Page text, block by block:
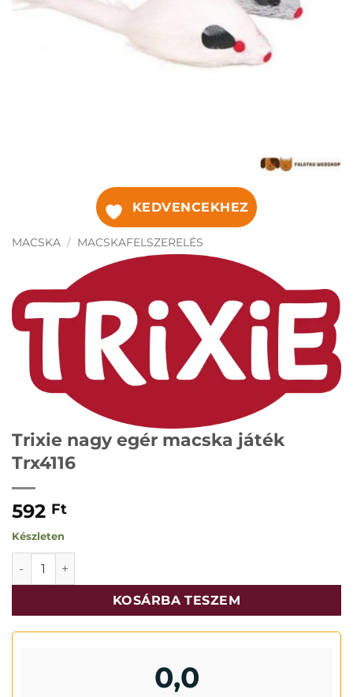
KEDVENCEKHEZ
MACSKA / MACSKAFELSZERELÉS
Trixie nagy egér macska játék
Trx4116
592 Ft
Készleten
Trixie nagy egér macska játék Trx4116 mennyiség
KOSÁRBA TESZEM
0,0